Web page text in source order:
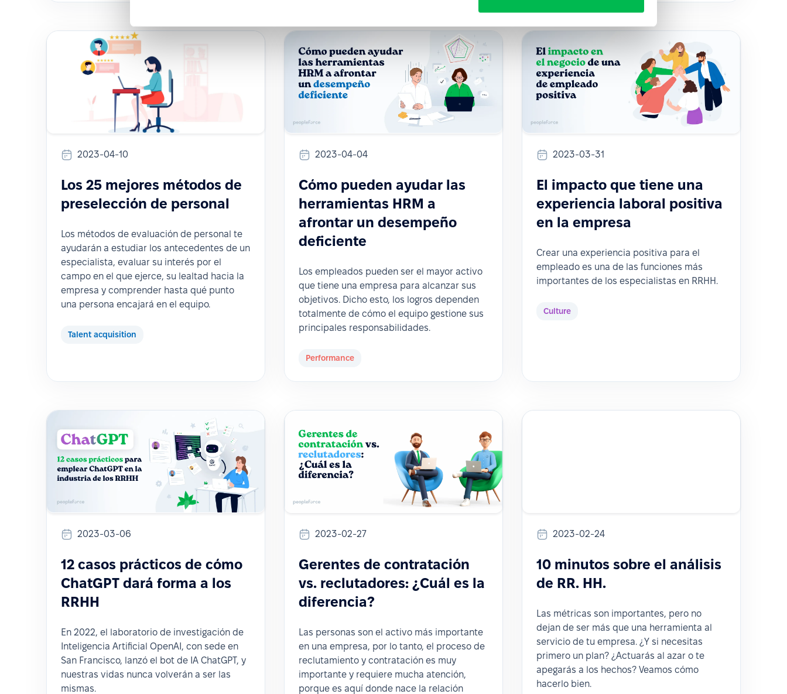
2023-04-10
Los 25 mejores métodos de
preselección de personal
Los métodos de evaluación de personal te
ayudarán a estudiar los antecedentes de un
especialista, evaluar su interés por el
campo en el que ejerce, su lealtad hacia la
empresa y comprender hasta qué punto
una persona encajará en el equipo.
Talent acquisition
2023-04-04
Cómo pueden ayudar las
herramientas HRM a
afrontar un desempeño
deficiente
Los empleados pueden ser el mayor activo
que tiene una empresa para alcanzar sus
objetivos. Dicho esto, los logros dependen
totalmente de cómo el equipo gestione sus
principales responsabilidades.
Performance
2023-03-31
El impacto que tiene una
experiencia laboral positiva
en la empresa
Crear una experiencia positiva para el
empleado es una de las funciones más
importantes de los especialistas en RRHH.
Culture
2023-03-06
12 casos prácticos de cómo
ChatGPT dará forma a los
RRHH
En 2022, el laboratorio de investigación de
Inteligencia Artificial OpenAI, con sede en
San Francisco, lanzó el bot de IA ChatGPT, y
nuestras vidas nunca volverán a ser las
mismas.
2023-02-27
Gerentes de contratación
vs. reclutadores: ¿Cuál es la
diferencia?
Las personas son el activo más importante
en una empresa, por lo tanto, el proceso de
reclutamiento y contratación es muy
importante y requiere mucha atención,
porque es aquí donde nace la relación
2023-02-24
10 minutos sobre el análisis
de RR. HH.
Las métricas son importantes, pero no
dejan de ser más que una herramienta al
servicio de tu empresa. ¿Y si necesitas
primero un plan? ¿Actuarás al azar o te
apegarás a los hechos? Veamos cómo
hacerlo bien.